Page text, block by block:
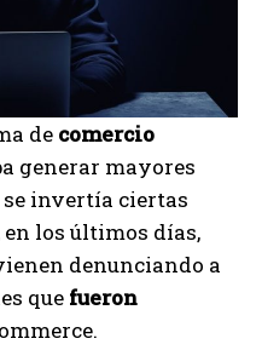
de comercio
generar mayores
invertía ciertas
los últimos días,
denunciando a
que fueron